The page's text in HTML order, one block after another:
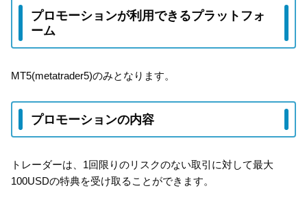
プロモーションが利用できるプラットフォ
ーム
MT5(metatrader5)のみとなります。
プロモーションの内容
トレーダーは、1回限りのリスクのない取引に対して最大
100USDの特典を受け取ることができます。